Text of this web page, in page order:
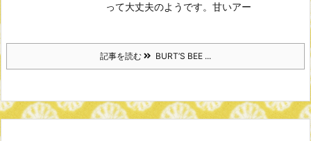
って大丈夫のようです。 甘いアー
記事を読む BURT’S BEE ...